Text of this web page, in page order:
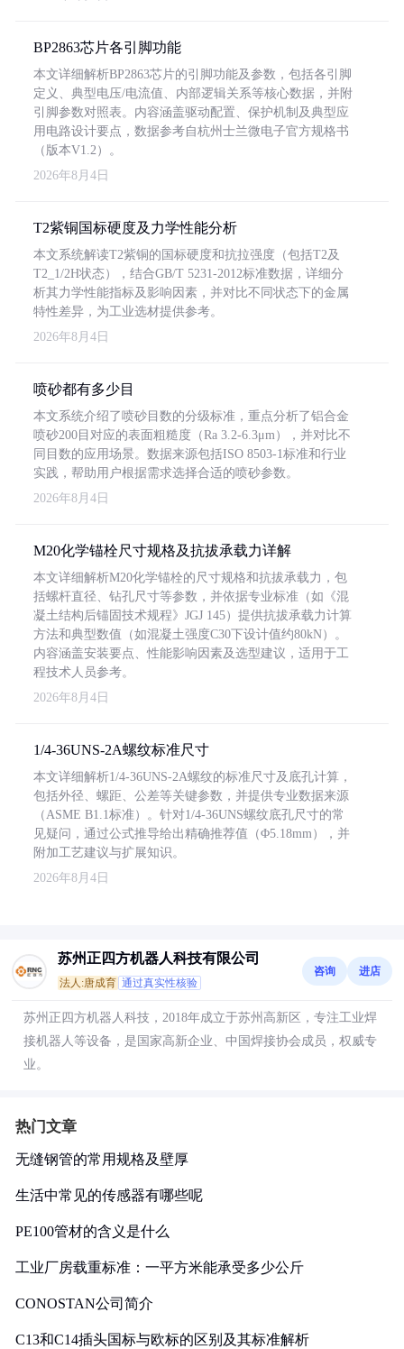
BP2863芯片各引脚功能
本文详细解析BP2863芯片的引脚功能及参数，包括各引脚
定义、典型电压/电流值、内部逻辑关系等核心数据，并附
引脚参数对照表。内容涵盖驱动配置、保护机制及典型应
用电路设计要点，数据参考自杭州士兰微电子官方规格书
（版本V1.2）。
2026年8月4日
T2紫铜国标硬度及力学性能分析
本文系统解读T2紫铜的国标硬度和抗拉强度（包括T2及
T2_1/2H状态），结合GB/T 5231-2012标准数据，详细分
析其力学性能指标及影响因素，并对比不同状态下的金属
特性差异，为工业选材提供参考。
2026年8月4日
喷砂都有多少目
本文系统介绍了喷砂目数的分级标准，重点分析了铝合金
喷砂200目对应的表面粗糙度（Ra 3.2-6.3μm），并对比不
同目数的应用场景。数据来源包括ISO 8503-1标准和行业
实践，帮助用户根据需求选择合适的喷砂参数。
2026年8月4日
M20化学锚栓尺寸规格及抗拔承载力详解
本文详细解析M20化学锚栓的尺寸规格和抗拔承载力，包
括螺杆直径、钻孔尺寸等参数，并依据专业标准（如《混
凝土结构后锚固技术规程》JGJ 145）提供抗拔承载力计算
方法和典型数值（如混凝土强度C30下设计值约80kN）。
内容涵盖安装要点、性能影响因素及选型建议，适用于工
程技术人员参考。
2026年8月4日
1/4-36UNS-2A螺纹标准尺寸
本文详细解析1/4-36UNS-2A螺纹的标准尺寸及底孔计算，
包括外径、螺距、公差等关键参数，并提供专业数据来源
（ASME B1.1标准）。针对1/4-36UNS螺纹底孔尺寸的常
见疑问，通过公式推导给出精确推荐值（Φ5.18mm），并
附加工艺建议与扩展知识。
2026年8月4日
苏州正四方机器人科技有限公司
法人:唐成育 通过真实性核验
咨询 进店
苏州正四方机器人科技，2018年成立于苏州高新区，专注工业焊
接机器人等设备，是国家高新企业、中国焊接协会成员，权威专
业。
热门文章
无缝钢管的常用规格及壁厚
生活中常见的传感器有哪些呢
PE100管材的含义是什么
工业厂房载重标准：一平方米能承受多少公斤
CONOSTAN公司简介
C13和C14插头国标与欧标的区别及其标准解析